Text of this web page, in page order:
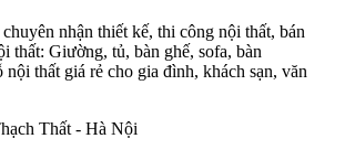
nhận thiết kế, thi công nội thất, bán
thất: Giường, tủ, bàn ghế, sofa, bàn
nội thất giá rẻ cho gia đình, khách sạn, văn
Thất - Hà Nội